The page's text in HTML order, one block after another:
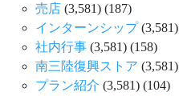
売店 (3,581) (187)
インターンシップ(3,581)
社内行事 (3,581) (158)
南三陸復興ストア (3,581)
プラン紹介 (3,581) (104)